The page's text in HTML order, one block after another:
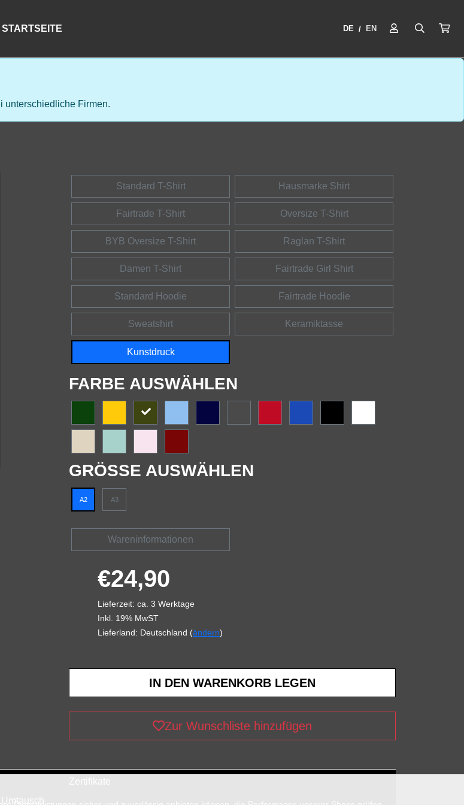
STARTSEITE DE / EN
unterschiedliche Firmen.
Standard T-Shirt Hausmarke Shirt
Fairtrade T-Shirt Oversize T-Shirt
BYB Oversize T-Shirt Raglan T-Shirt
Damen T-Shirt Fairtrade Girl Shirt
Standard Hoodie Fairtrade Hoodie
Sweatshirt Keramiktasse
Kunstdruck
FARBE AUSWÄHLEN
GRÖSSE AUSWÄHLEN
A2 A3
Wareninformationen
€24,90
Lieferzeit: ca. 3 Werktage
Inkl. 19% MwST
Lieferland: Deutschland (ändern)
Zur Wunschliste hinzufügen
Zertifikate